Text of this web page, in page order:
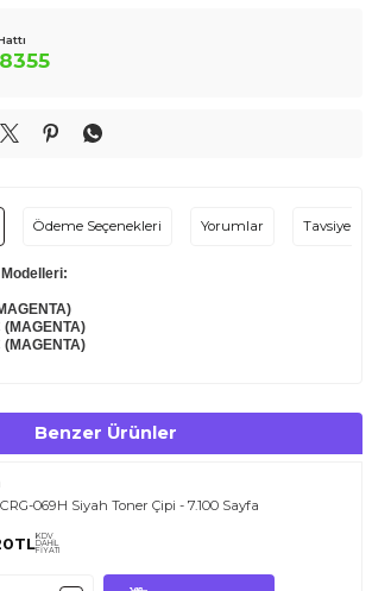
Ödeme Seçenekleri Yorumlar Tavsiye Et
Modelleri:
(MAGENTA)
(MAGENTA)
Benzer Ürünler
069H Siyah Toner Çipi - 7.100 Sayfa
TLKDV
DAHİL
FİYATI